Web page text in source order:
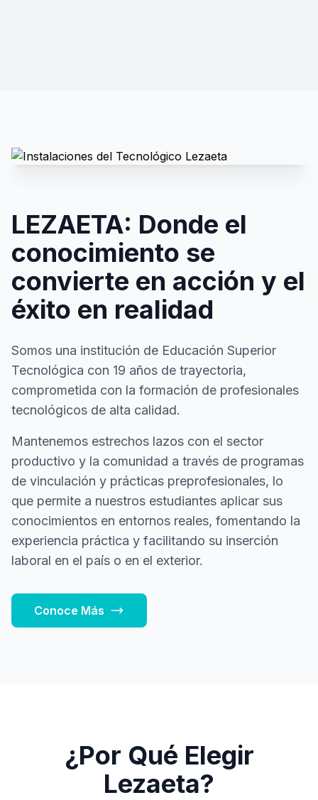
LEZAETA: Donde el
conocimiento se
convierte en acción y el
éxito en realidad
Somos una institución de Educación Superior
Tecnológica con 19 años de trayectoria,
comprometida con la formación de profesionales
tecnológicos de alta calidad.
Mantenemos estrechos lazos con el sector
productivo y la comunidad a través de programas
de vinculación y prácticas preprofesionales, lo
que permite a nuestros estudiantes aplicar sus
conocimientos en entornos reales, fomentando la
experiencia práctica y facilitando su inserción
laboral en el país o en el exterior.
Conoce Más
¿Por Qué Elegir
Lezaeta?